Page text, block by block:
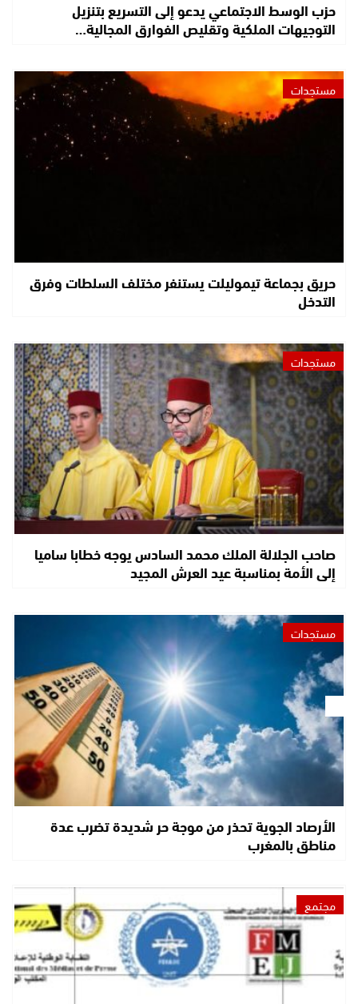
حزب الوسط الاجتماعي يدعو إلى التسريع بتنزيل
التوجيهات الملكية وتقليص الفوارق المجالية…
مستجدات
حريق بجماعة تيموليلت يستنفر مختلف السلطات وفرق
التدخل
مستجدات
صاحب الجلالة الملك محمد السادس يوجه خطابا ساميا
إلى الأمة بمناسبة عيد العرش المجيد
مستجدات
الأرصاد الجوية تحذر من موجة حر شديدة تضرب عدة
مناطق بالمغرب
مجتمع